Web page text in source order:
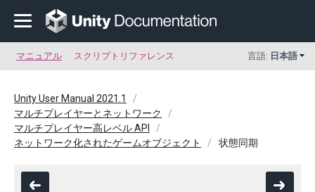
マニュアル スクリプトリファレンス 言語: 日本語
Unity User Manual 2021.1
マルチプレイヤーとネットワーク
マルチプレイヤー高レベル API
ネットワーク化されたゲームオブジェクト
状態同期